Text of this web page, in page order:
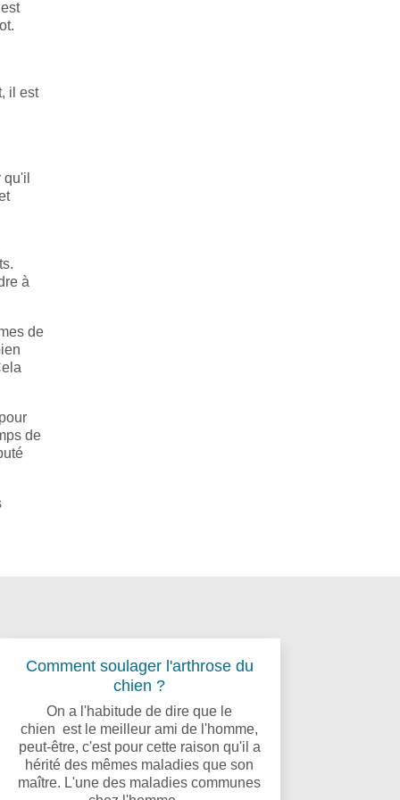
il est
à
de
de
Comment soulager l'arthrose du
chien ?
On a l'habitude de dire que le
chien est le meilleur ami de l'homme,
peut-être, c'est pour cette raison qu'il a
hérité des mêmes maladies que son
maître. L'une des maladies communes